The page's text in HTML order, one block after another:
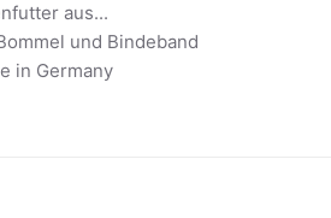
aus...
und Bindeband
in Germany